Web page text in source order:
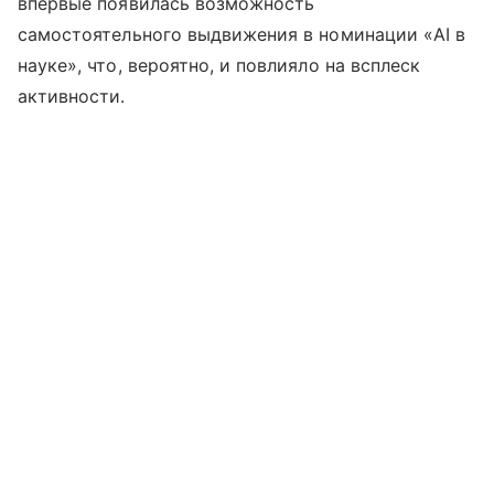
самостоятельного выдвижения в номинации «AI в
науке», что, вероятно, и повлияло на всплеск
активности.